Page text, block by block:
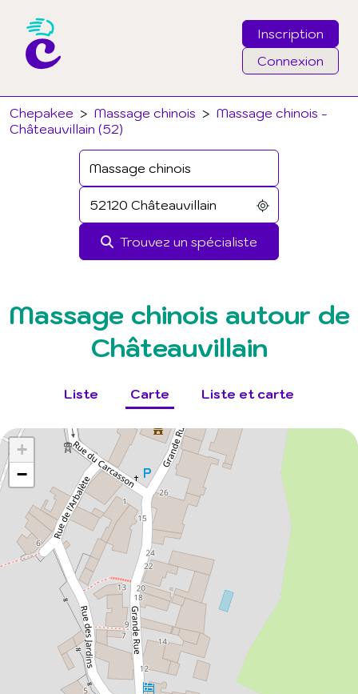
Inscription
Connexion
Chepakee > Massage chinois > Massage chinois -
Châteauvillain (52)
Trouvez un spécialiste
Email
Mot de passe
J'ai oublié mon mot de passe
Connexion
Massage chinois autour de
Châteauvillain
Liste Carte Liste et carte
+
−